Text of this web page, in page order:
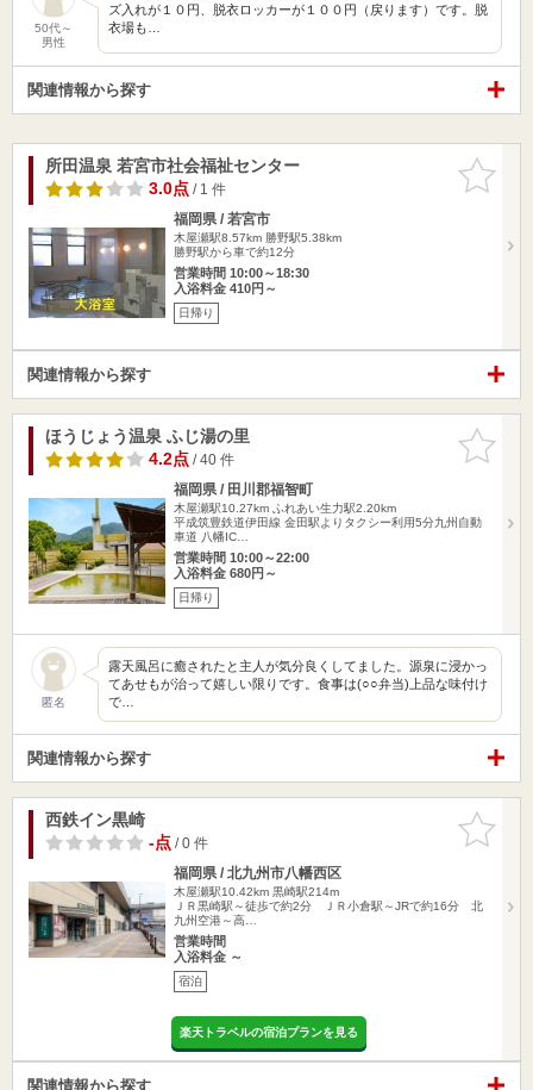
50代～
男性
ズ入れが１０円、脱衣ロッカーが１００円（戻ります）です。脱
衣場も…
関連情報から探す
お気に入
りに追加
所田温泉 若宮市社会福祉センター
3.0点/ 1 件
福岡県 / 若宮市
木屋瀬駅8.57km 勝野駅5.38km
勝野駅から車で約12分
営業時間 10:00～18:30
入浴料金 410円～
日帰り
関連情報から探す
お気に入
りに追加
ほうじょう温泉 ふじ湯の里
4.2点/ 40 件
福岡県 / 田川郡福智町
木屋瀬駅10.27km ふれあい生力駅2.20km
平成筑豊鉄道伊田線 金田駅よりタクシー利用5分九州自動
車道 八幡IC…
営業時間 10:00～22:00
入浴料金 680円～
日帰り
匿名
露天風呂に癒されたと主人が気分良くしてました。源泉に浸かっ
てあせもが治って嬉しい限りです。食事は(○○弁当)上品な味付け
で…
関連情報から探す
お気に入
りに追加
西鉄イン黒崎
-点/ 0 件
福岡県 / 北九州市八幡西区
木屋瀬駅10.42km 黒崎駅214m
ＪＲ黒崎駅～徒歩で約2分 ＪＲ小倉駅～JRで約16分 北
九州空港～高…
営業時間
入浴料金 ～
宿泊
楽天トラベルの宿泊プランを見る
関連情報から探す